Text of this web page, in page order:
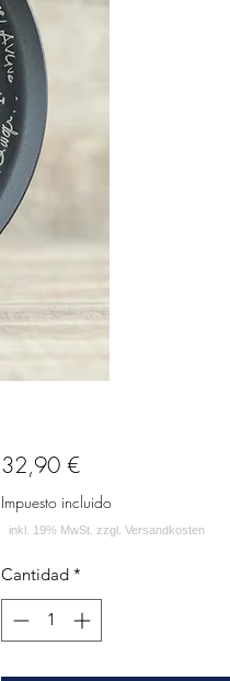
32,90 €Precio
Impuesto incluido
Cantidad *